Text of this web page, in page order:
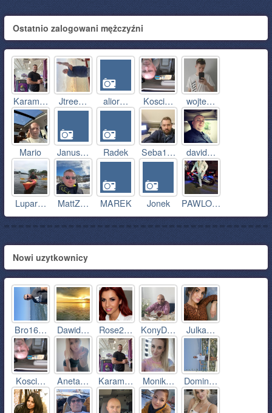
Ostatnio zalogowani mężczyźni
Karam… Jtree… alior… Kosci… wojte…
Mario Janus… Radek Seba1… david…
Lupar… MattZ… MAREK Jonek PAWLO…
Nowi uzytkownicy
Bro16… Dawid… Rose2… KonyD… Julka…
Kosci… Aneta… Karam… Monik… Domin…